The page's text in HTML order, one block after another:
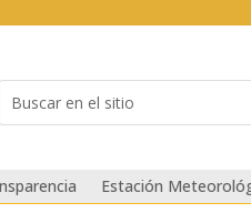
for...
Estación